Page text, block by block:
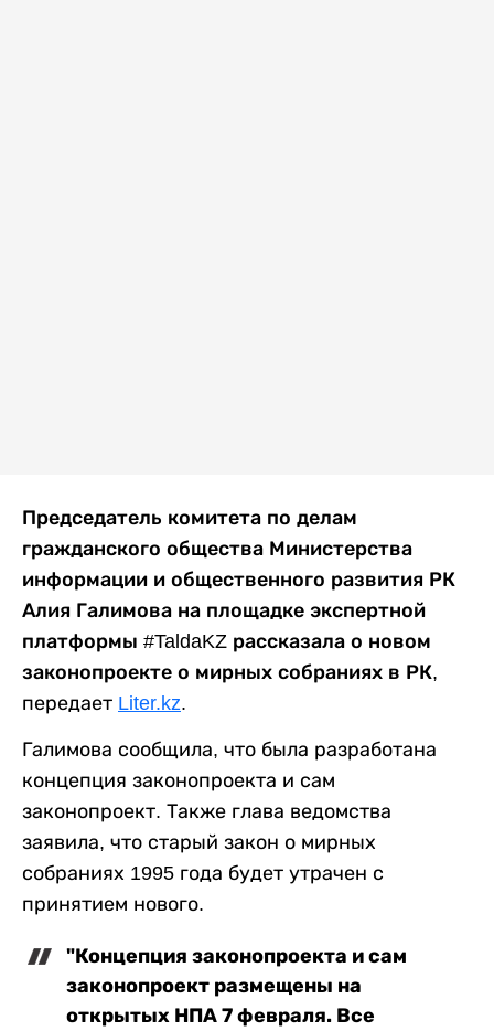
Председатель комитета по делам
гражданского общества Министерства
информации и общественного развития РК
Алия Галимова на площадке экспертной
платформы #TaldaKZ рассказала о новом
законопроекте о мирных собраниях в РК,
передает Liter.kz.
Галимова сообщила, что была разработана
концепция законопроекта и сам
законопроект. Также глава ведомства
заявила, что старый закон о мирных
собраниях 1995 года будет утрачен с
принятием нового.
"Концепция законопроекта и сам
законопроект размещены на
открытых НПА 7 февраля. Все